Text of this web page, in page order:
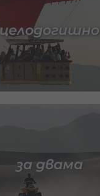
целодогишно
за двама